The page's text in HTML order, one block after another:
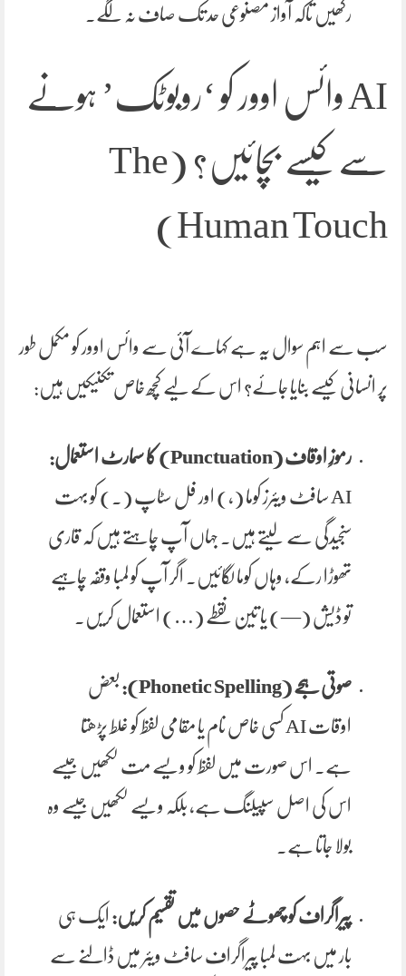
رکھیں تاکہ آواز مصنوعی حد تک صاف نہ لگے۔
AI وائس اوور کو ‘روبوٹک’ ہونے
سے کیسے بچائیں؟ (The
Human Touch)
سب سے اہم سوال یہ ہے کہاے آئی سے وائس اوور کو مکمل طور
پر انسانی کیسے بنایا جائے؟ اس کے لیے کچھ خاص تکنیکیں ہیں:
رموزِ اوقاف (Punctuation) کا سمارٹ استعمال:
AI سافٹ ویئرز کوما (,) اور فل سٹاپ (.) کو بہت
سنجیدگی سے لیتے ہیں۔ جہاں آپ چاہتے ہیں کہ قاری
تھوڑا رکے، وہاں کوما لگائیں۔ اگر آپ کو لمبا وقفہ چاہیے
تو ڈیش (—) یا تین نقطے (…) استعمال کریں۔
صوتی ہجے (Phonetic Spelling): بعض
اوقات AI کسی خاص نام یا مقامی لفظ کو غلط پڑھتا
ہے۔ اس صورت میں لفظ کو ویسے مت لکھیں جیسے
اس کی اصل سپیلنگ ہے، بلکہ ویسے لکھیں جیسے وہ
بولا جاتا ہے۔
پیراگراف کو چھوٹے حصوں میں تقسیم کریں: ایک ہی
بار میں بہت لمبا پیراگراف سافٹ ویئر میں ڈالنے سے